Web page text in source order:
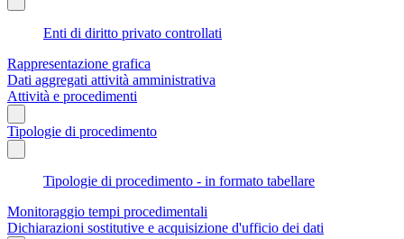
Enti di diritto privato controllati
Rappresentazione grafica
Dati aggregati attività amministrativa
Attività e procedimenti
Tipologie di procedimento
Tipologie di procedimento - in formato tabellare
Monitoraggio tempi procedimentali
Dichiarazioni sostitutive e acquisizione d'ufficio dei dati